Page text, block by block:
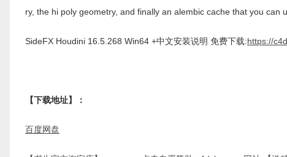
ry, the hi poly geometry, and finally an alembic cache that you can
SideFX Houdini 16.5.268 Win64 +中文安装说明 免费下载:https://
【下载地址】：
百度网盘